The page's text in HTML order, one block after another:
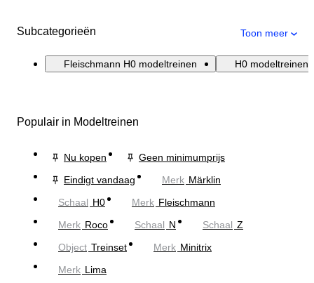
Subcategorieën Toon meer
Fleischmann H0 modeltreinen H0 modeltreinen
Populair in Modeltreinen
Nu kopen
Geen minimumprijs
Eindigt vandaag
Merk Märklin
Schaal H0 Merk Fleischmann
Merk Roco Schaal N Schaal Z
Object Treinset Merk Minitrix
Merk Lima